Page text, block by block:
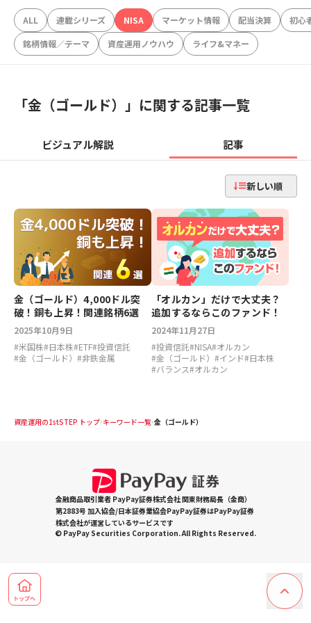
ALL 連載シリーズ NISA マーケット情報 配当決算
初心
銘柄情報／テーマ
資産運用ノウハウ ライフ&マネー
「金（ゴールド） 」に関する記事一覧
ビジュアル解説 記事
新しい順
金（ゴールド）4,000ドル突
破！銅も上昇！関連銘柄6選
2025年10月9日
#米国株#日本株#ETF#投資信託
#金（ゴールド） #非鉄金属
「オルカン」だけで大丈夫？
追加するならこのファンド！
2024年11月27日
#投資信託#NISA#オルカン
#金（ゴールド） #インド#日本株
#バランス#オルカン
資産運用の1stSTEP トップ キーワード一覧 金（ゴールド）
金融商品取引業者 PayPay証券株式会社 関東財務局長（金商）
第2883号 加入協会/日本証券業協会PayPay証券はPayPay証券
株式会社が運営しているサービスです
© PayPay Securities Corporation. All Rights Reserved.